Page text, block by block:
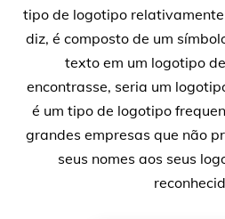
tipo de logotipo relativamente
diz, é composto de um
texto em um logotipo
encontrasse, seria um
é um tipo de logotipo
grandes empresas que não
seus nomes aos seus